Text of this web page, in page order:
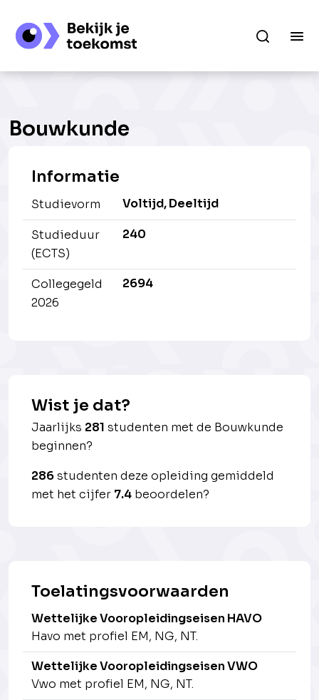
Bouwkunde
Informatie
Studievorm Voltijd, Deeltijd
Studieduur
(ECTS)
240
Collegegeld
2026
2694
Wist je dat?
Jaarlijks 281 studenten met de Bouwkunde
beginnen?
286studenten deze opleiding gemiddeld
met het cijfer 7.4 beoordelen?
Toelatingsvoorwaarden
Wettelijke Vooropleidingseisen HAVO
Havo met profiel EM, NG, NT.
Wettelijke Vooropleidingseisen VWO
Vwo met profiel EM, NG, NT.